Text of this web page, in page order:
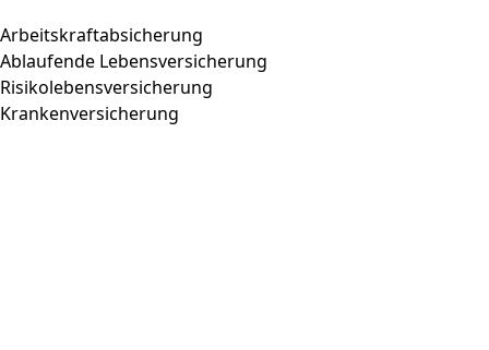
Arbeitskraftabsicherung
Ablaufende Lebensversicherung
Risikolebensversicherung
Krankenversicherung